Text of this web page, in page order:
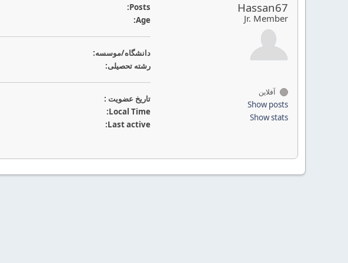
Hassan67
Jr. Member
آفلاین
Show posts
Show stats
Posts:
Age:
دانشگاه/موسسه:
رشته تحصیلی:
تاريخ عضويت :
Local Time:
Last active: